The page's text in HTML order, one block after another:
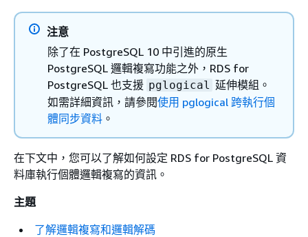
注意
除了在 PostgreSQL 10 中引進的原生
PostgreSQL 邏輯複寫功能之外，RDS for
PostgreSQL 也支援 pglogical 延伸模組。
如需詳細資訊，請參閱使用 pglogical 跨執行個
體同步資料 。
在下文中，您可以了解如何設定 RDS for PostgreSQL 資
料庫執行個體邏輯複寫的資訊。
主題
了解邏輯複寫和邏輯解碼